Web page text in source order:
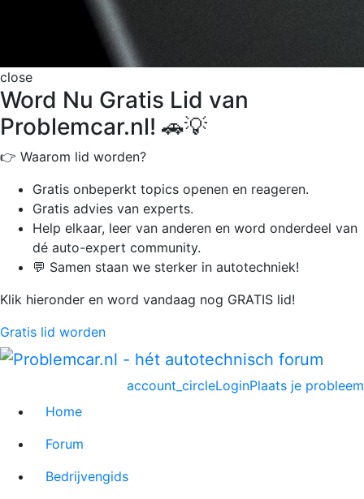
close
Word Nu Gratis Lid van
Problemcar.nl! 🚗💡
👉 Waarom lid worden?
Gratis onbeperkt topics openen en reageren.
Gratis advies van experts.
Help elkaar, leer van anderen en word onderdeel van
dé auto-expert community.
💬 Samen staan we sterker in autotechniek!
Klik hieronder en word vandaag nog GRATIS lid!
Gratis lid worden
Plaats je probleem
account_circleLogin
Home
Forum
Bedrijvengids